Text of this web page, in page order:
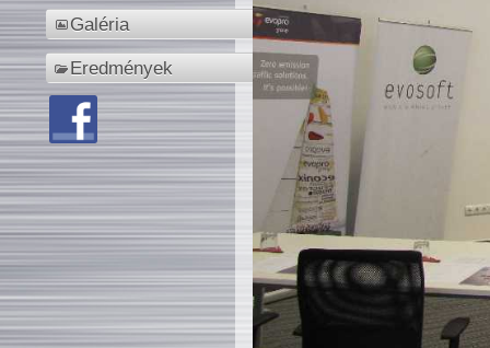
Galéria
Eredmények